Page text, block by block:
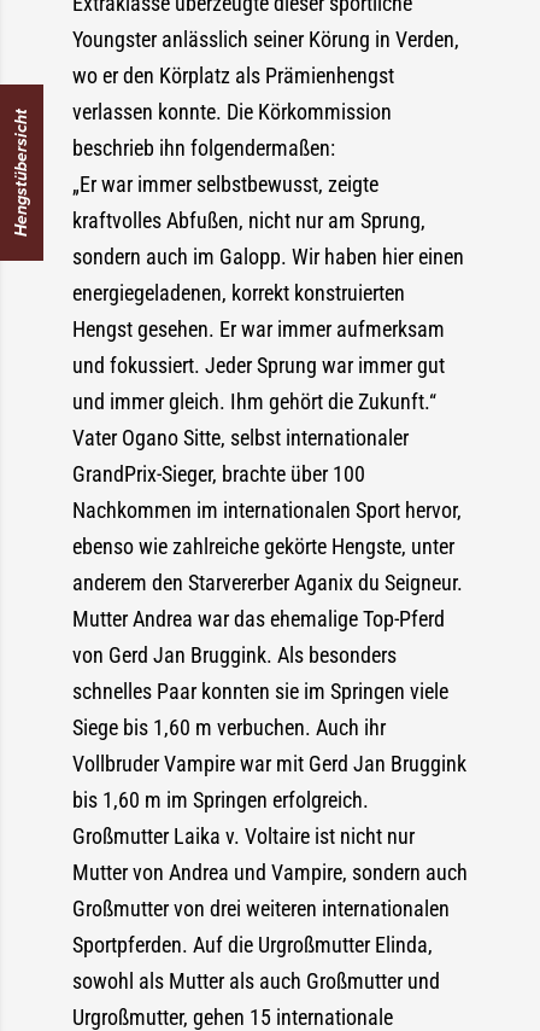
Youngster anlässlich seiner Körung in Verden,
wo er den Körplatz als Prämienhengst
verlassen konnte. Die Körkommission
beschrieb ihn folgendermaßen:
„Er war immer selbstbewusst, zeigte
kraftvolles Abfußen, nicht nur am Sprung,
sondern auch im Galopp. Wir haben hier einen
energiegeladenen, korrekt konstruierten
Hengst gesehen. Er war immer aufmerksam
und fokussiert. Jeder Sprung war immer gut
und immer gleich. Ihm gehört die Zukunft.“
Vater Ogano Sitte, selbst internationaler
GrandPrix-Sieger, brachte über 100
Nachkommen im internationalen Sport hervor,
ebenso wie zahlreiche gekörte Hengste, unter
anderem den Starvererber Aganix du Seigneur.
Mutter Andrea war das ehemalige Top-Pferd
von Gerd Jan Bruggink. Als besonders
schnelles Paar konnten sie im Springen viele
Siege bis 1,60 m verbuchen. Auch ihr
Vollbruder Vampire war mit Gerd Jan Bruggink
bis 1,60 m im Springen erfolgreich.
Großmutter Laika v. Voltaire ist nicht nur
Mutter von Andrea und Vampire, sondern auch
Großmutter von drei weiteren internationalen
Sportpferden. Auf die Urgroßmutter Elinda,
sowohl als Mutter als auch Großmutter und
Urgroßmutter, gehen 15 internationale
Hengstübersicht